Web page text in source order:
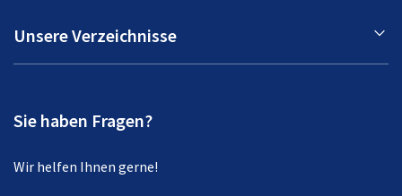
Unsere Verzeichnisse
Sie haben Fragen?
Wir helfen Ihnen gerne!